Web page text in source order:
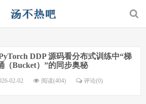
DDP 源码看分布式训练中“梯
（Bucket）”的同步奥秘
02-02 阅读(404) 评论(0)